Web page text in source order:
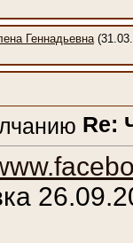
Геннадьевна
Re: